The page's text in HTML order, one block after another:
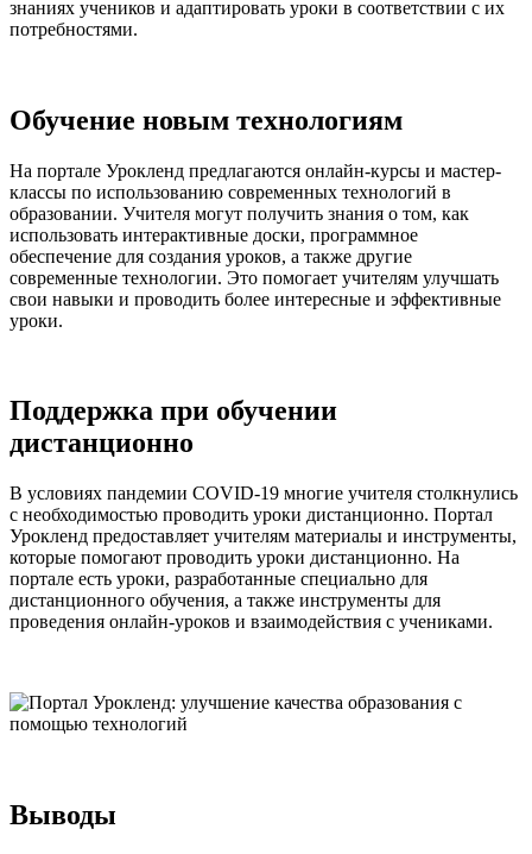
знаниях учеников и адаптировать уроки в соответствии с их
потребностями.
Обучение новым технологиям
На портале Урокленд предлагаются онлайн-курсы и мастер-
классы по использованию современных технологий в
образовании. Учителя могут получить знания о том, как
использовать интерактивные доски, программное
обеспечение для создания уроков, а также другие
современные технологии. Это помогает учителям улучшать
свои навыки и проводить более интересные и эффективные
уроки.
Поддержка при обучении
дистанционно
В условиях пандемии COVID-19 многие учителя столкнулись
с необходимостью проводить уроки дистанционно. Портал
Урокленд предоставляет учителям материалы и инструменты,
которые помогают проводить уроки дистанционно. На
портале есть уроки, разработанные специально для
дистанционного обучения, а также инструменты для
проведения онлайн-уроков и взаимодействия с учениками.
Выводы